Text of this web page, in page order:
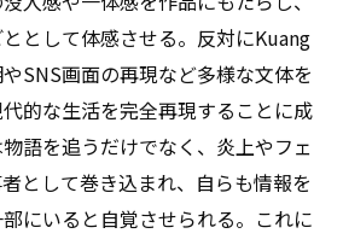
として体感させる。反対にKuang
SNS画面の再現など多様な文体を
的な生活を完全再現することに成
語を追うだけでなく、炎上やフェ
として巻き込まれ、自らも情報を
にいると自覚させられる。これに